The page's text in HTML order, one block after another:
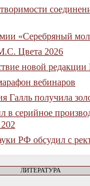
«Серебряный
Цвета 2026
новой
вебинаров
Галль получила
в серийное
РФ обсудил с
ЛИТЕРАТУРА